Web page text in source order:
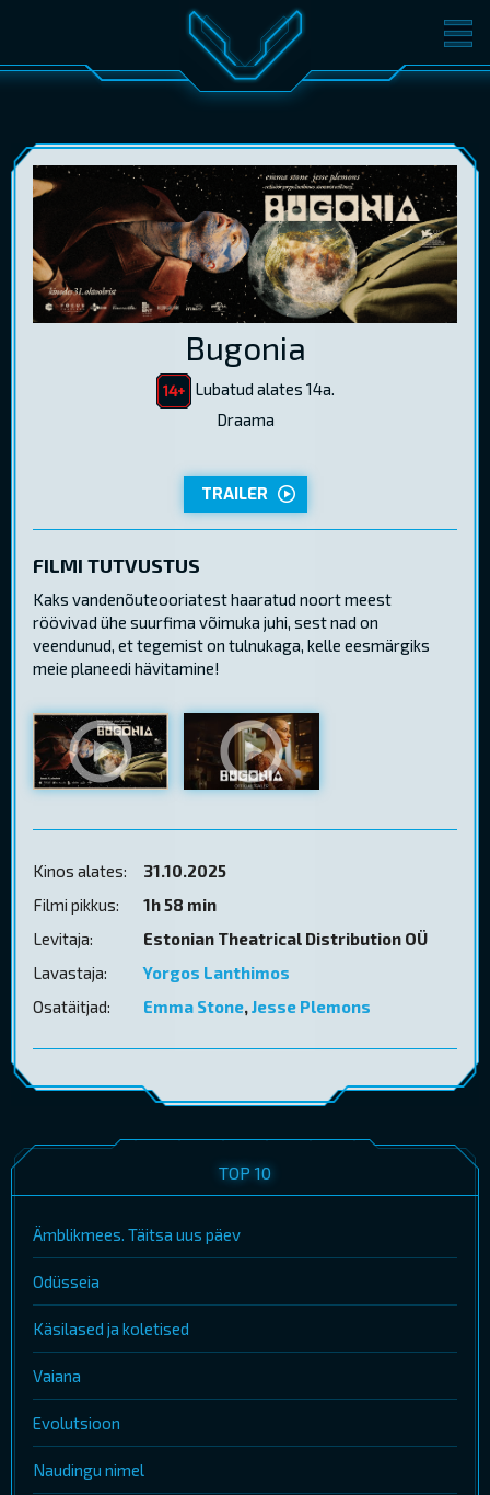
FILMID PILETID
KONVERENTS V-KLUBI
KINKEKAARDID
Bugonia
Lubatud alates 14a.
Draama
TRAILER
FILMI TUTVUSTUS
Kaks vandenõuteooriatest haaratud noort meest
röövivad ühe suurfima võimuka juhi, sest nad on
veendunud, et tegemist on tulnukaga, kelle eesmärgiks
meie planeedi hävitamine!
Kinos alates:
31.10.2025
Filmi pikkus:
1h 58 min
Levitaja:
Estonian Theatrical Distribution OÜ
Lavastaja:
Yorgos Lanthimos
Osatäitjad:
Emma Stone,Jesse Plemons
TOP 10
Ämblikmees. Täitsa uus päev
Odüsseia
Käsilased ja koletised
Vaiana
Evolutsioon
Naudingu nimel